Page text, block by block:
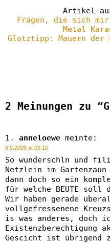
Artikel
Fragen, die sich
Metal
Glotztipp: Mauern der
2 Meinungen zu
anneloewe meinte:
8.9.2009 at 09:10
So wunderschln und
Netzlein im
dann doch so ein
für welche BEUTE
Wir haben gerade
vollgefressenene
is was anderes, doch
Existenzberechtigung
Gescicht ist übrigend